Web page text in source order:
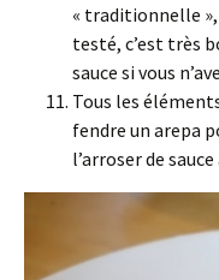
« traditionnelle »,
testé, c’est très
sauce si vous
Tous les
fendre un arepa
l’arroser de